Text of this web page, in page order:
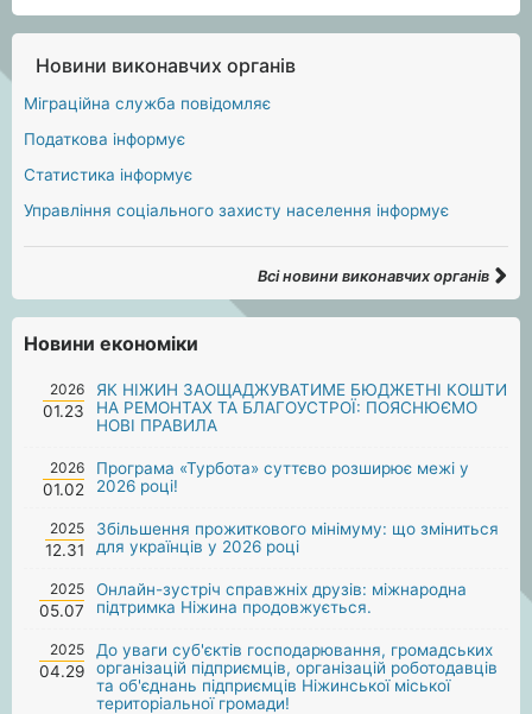
Новини виконавчих органів
Міграційна служба повідомляє
Податкова інформує
Статистика інформує
Управління соціального захисту населення інформує
Всі новини виконавчих органів
Новини економіки
2026
01.23
ЯК НІЖИН ЗАОЩАДЖУВАТИМЕ БЮДЖЕТНІ КОШТИ
НА РЕМОНТАХ ТА БЛАГОУСТРОЇ: ПОЯСНЮЄМО
НОВІ ПРАВИЛА
2026
01.02
Програма «Турбота» суттєво розширює межі у
2026 році!
2025
12.31
Збільшення прожиткового мінімуму: що зміниться
для українців у 2026 році
2025
05.07
Онлайн-зустріч справжніх друзів: міжнародна
підтримка Ніжина продовжується.
2025
04.29
До уваги суб'єктів господарювання, громадських
організацій підприємців, організацій роботодавців
та об'єднань підприємців Ніжинської міської
територіальної громади!